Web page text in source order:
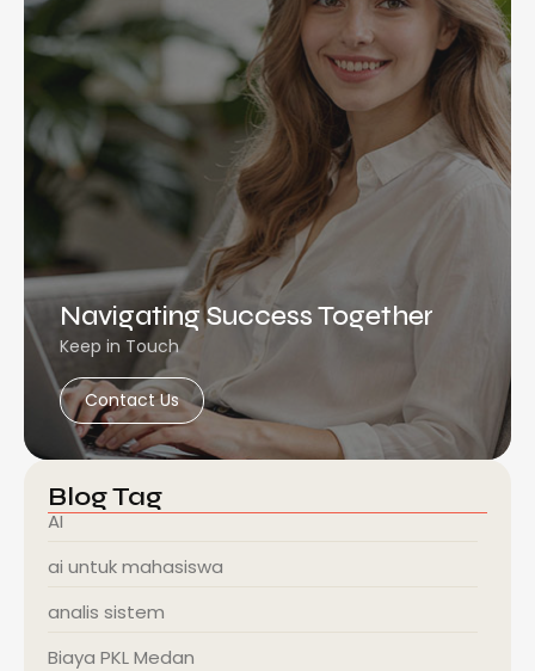
Navigating Success Together
Keep in Touch
Contact Us
Blog Tag
AI
ai untuk mahasiswa
analis sistem
Biaya PKL Medan